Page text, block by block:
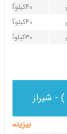
40کیلوگرم
40کیلوگرم
30کیلوگرم
بیزینس